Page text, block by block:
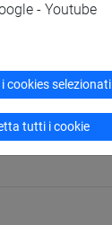
- Youtube
cookies selezionati
tutti i cookie